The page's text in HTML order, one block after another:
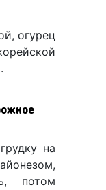
огурец
на
потом